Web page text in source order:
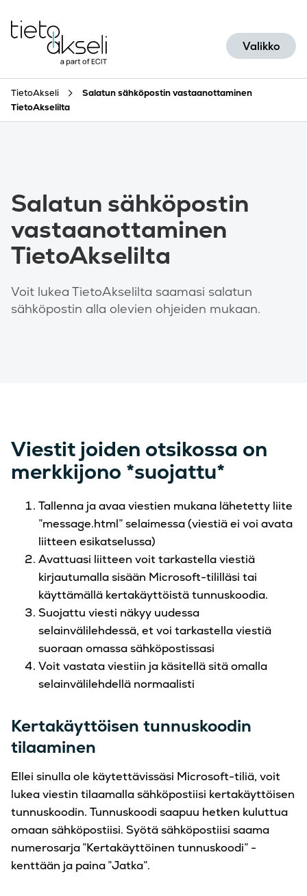
Valikko
TietoAkseli
Salatun sähköpostin vastaanottaminen
TietoAkselilta
Salatun sähköpostin
vastaanottaminen
TietoAkselilta
Voit lukea TietoAkselilta saamasi salatun
sähköpostin alla olevien ohjeiden mukaan.
Viestit joiden otsikossa on
merkkijono *suojattu*
Tallenna ja avaa viestien mukana lähetetty liite
”message.html” selaimessa (viestiä ei voi avata
liitteen esikatselussa)
Avattuasi liitteen voit tarkastella viestiä
kirjautumalla sisään Microsoft-tililläsi tai
käyttämällä kertakäyttöistä tunnuskoodia.
Suojattu viesti näkyy uudessa
selainvälilehdessä, et voi tarkastella viestiä
suoraan omassa sähköpostissasi
Voit vastata viestiin ja käsitellä sitä omalla
selainvälilehdellä normaalisti
Kertakäyttöisen tunnuskoodin
tilaaminen
Ellei sinulla ole käytettävissäsi Microsoft-tiliä, voit
lukea viestin tilaamalla sähköpostiisi kertakäyttöisen
tunnuskoodin. Tunnuskoodi saapuu hetken kuluttua
omaan sähköpostiisi. Syötä sähköpostiisi saama
numerosarja ”Kertakäyttöinen tunnuskoodi” -
kenttään ja paina ”Jatka”.